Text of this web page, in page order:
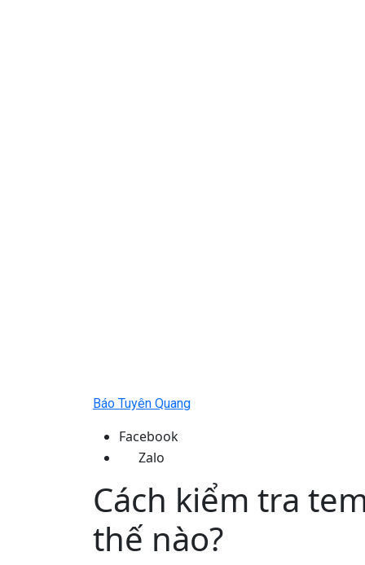
Báo Tuyên Quang
Facebook
Zalo
Cách kiểm tra
thế nào?